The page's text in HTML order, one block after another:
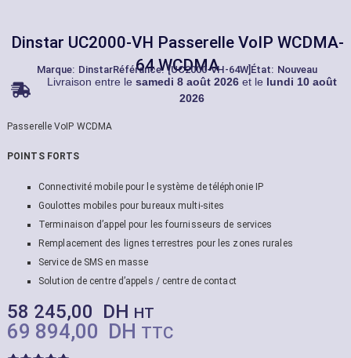
Dinstar UC2000-VH Passerelle VoIP WCDMA-
64 WCDMA
Marque: DinstarRéférance: [UC2000-VH-64W] État: Nouveau
Livraison entre lesamedi 8 août 2026 et le lundi 10 août
2026
Passerelle VoIP WCDMA
POINTS FORTS
Connectivité mobile pour le système de téléphonie IP
Goulottes mobiles pour bureaux multi-sites
Terminaison d’appel pour les fournisseurs de services
Remplacement des lignes terrestres pour les zones rurales
Service de SMS en masse
Solution de centre d’appels / centre de contact
58 245,00 DH HT
69 894,00 DH TTC